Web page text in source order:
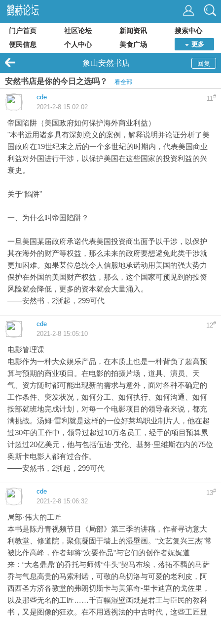
门户首页 社区论坛 新闻资讯
搜索中心
便民信息
个人中心 美食广场 更多
回复
象山安然书店
安然书店是你的今日之选吗？ 看全部
11#
cde
2021-2-8 15:02:02
帝国陷阱（美国政府如何保护海外商业利益）
"本书运用诸多具有深刻意义的案例，解释说明并论证分析了美
国政府在19世纪末之后的一个多世纪的时期内，代表美国商业
利益对外国进行干涉，以保护美国在这些国家的投资利益的兴
衰史。
关于“陷阱”
一、为什么叫帝国陷阱？
一旦美国某届政府承诺代表美国投资商出面予以干涉，以保护
其在海外的财产等权益，那么未来的政府要想避免此类干涉就
更加困难。如果某位总统令人信服地承诺动用美国的强大势力
保护在外国的美国财产权益，那么，这个国家可预见到的投资
风险就会降低，更多的资本就会大量涌入。
——安然书，2浙起，299可代
12#
cde
2021-2-8 15:05:10
电影管理课
电影作为一种大众娱乐产品，在本质上也是一种背负了超高预
算与预期的商业项目。在电影的拍摄片场，道具、演员、天
气、资方随时都可能出现新的需求与意外，面对各种不确定的
工作条件、突发状况，如何分工、如何执行、如何沟通、如何
按部就班地完成计划，对每一个电影项目的领导者来说，都充
满挑战。汤姆·雷利就是这样的一位好莱坞职业制片人，他在超
过30年的工作中，领导过超过10万名员工，经手的项目预算累
计超过20亿美元，他与包括伍迪·艾伦、基努·里维斯在内的75位
奥斯卡电影人都有过合作。
——安然书，2浙起，299可代
13#
cde
2021-2-8 15:06:32
局部·伟大的工匠
本书是陈丹青视频节目《局部》第三季的讲稿，作者寻访意大
利教堂、修道院，聚焦凝固于墙上的湿壁画。“文艺复兴三杰”常
被比作高峰，作者却将“次要作品”与它们的创作者娓娓道
来：“大名鼎鼎”的乔托与师傅“牛头”契马布埃，落拓不羁的马萨
乔与气息高贵的马索利诺，可敬的乌切洛与可爱的老利皮，阿
西西圣方济各教堂的弗朗切斯卡与美第奇-里卡迪宫的戈佐里，
以及那些无名的工匠……千百幅湿壁画既是君王与臣民的教科
书，又是图像的狂欢。在不用透视法的中古时代，这些工匠显